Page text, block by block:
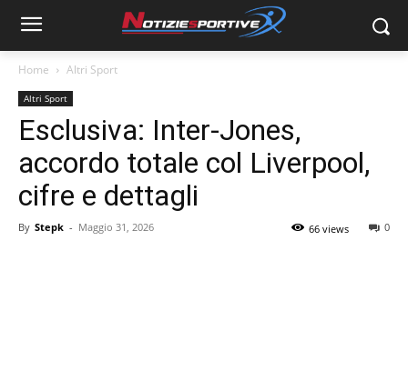
Home Altri Sport
Altri Sport
Esclusiva: Inter-Jones,
accordo totale col Liverpool,
cifre e dettagli
By Stepk - Maggio 31, 2026 0
66 views